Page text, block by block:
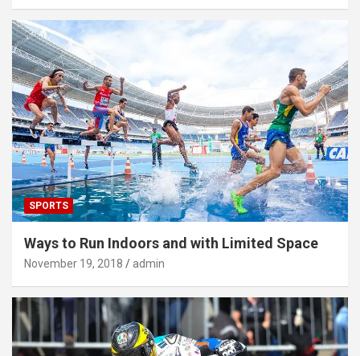
SPORTS
Ways to Run Indoors and with Limited Space
November 19, 2018 admin